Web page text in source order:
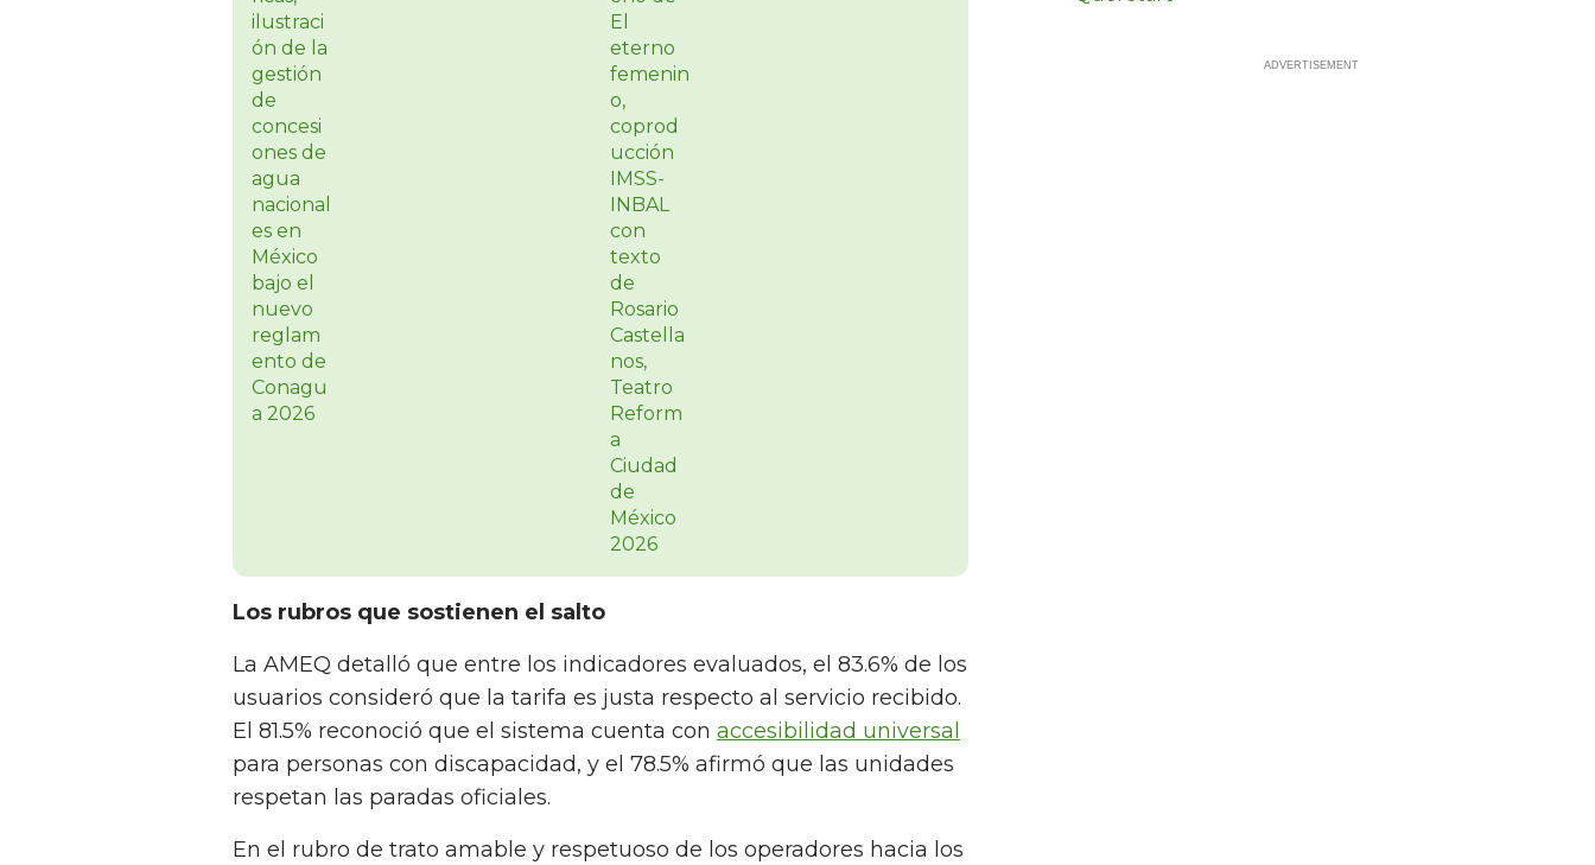
Los rubros que sostienen el salto
La AMEQ detalló que entre los indicadores evaluados, el 83.6% de los
usuarios consideró que la tarifa es justa respecto al servicio recibido.
El 81.5% reconoció que el sistema cuenta con accesibilidad universal
para personas con discapacidad, y el 78.5% afirmó que las unidades
respetan las paradas oficiales.
En el rubro de trato amable y respetuoso de los operadores hacia los
en Querétaro